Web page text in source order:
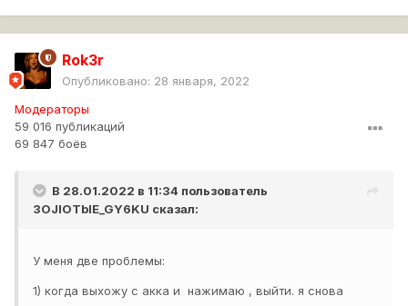
Rok3r
Опубликовано: 28 января, 2022
Модераторы
59 016 публикаций
69 847 боёв
В 28.01.2022 в 11:34 пользователь
3OJIOTbIE_GY6KU сказал:
У меня две проблемы:
1) когда выхожу с акка и нажимаю , выйти. я снова